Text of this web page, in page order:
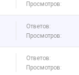
Просмотров:
Ответов:
Просмотров:
Ответов:
Просмотров: